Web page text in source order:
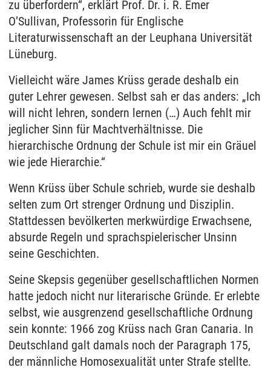
zu überfordern“, erklärt Prof. Dr. i. R. Emer
O’Sullivan, Professorin für Englische
Literaturwissenschaft an der Leuphana Universität
Lüneburg.
Vielleicht wäre James Krüss gerade deshalb ein
guter Lehrer gewesen. Selbst sah er das anders: „Ich
will nicht lehren, sondern lernen (…) Auch fehlt mir
jeglicher Sinn für Machtverhältnisse. Die
hierarchische Ordnung der Schule ist mir ein Gräuel
wie jede Hierarchie.“
Wenn Krüss über Schule schrieb, wurde sie deshalb
selten zum Ort strenger Ordnung und Disziplin.
Stattdessen bevölkerten merkwürdige Erwachsene,
absurde Regeln und sprachspielerischer Unsinn
seine Geschichten.
Seine Skepsis gegenüber gesellschaftlichen Normen
hatte jedoch nicht nur literarische Gründe. Er erlebte
selbst, wie ausgrenzend gesellschaftliche Ordnung
sein konnte: 1966 zog Krüss nach Gran Canaria. In
Deutschland galt damals noch der Paragraph 175,
der männliche Homosexualität unter Strafe stellte.